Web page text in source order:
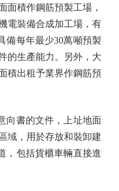
面積作鋼筋預製工場，
電裝備合成加工場，有
備每年最少30萬噸預製
的生產能力。另外，大
積出租予業界作鋼筋預
書的文件，上址地面
域，用於存放和裝卸建
，包括貨櫃車輛直接進